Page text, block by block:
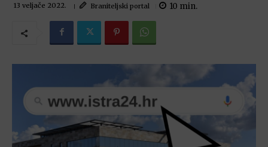
13 veljače 2022. Braniteljski portal 10 min.